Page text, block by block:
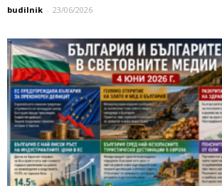
budilnik - 23/06/2026